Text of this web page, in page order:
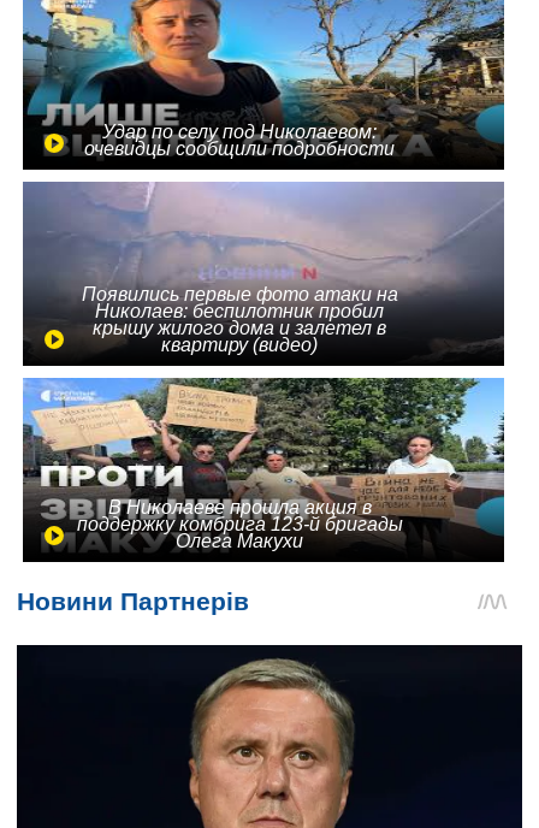
Удар по селу под Николаевом:
очевидцы сообщили подробности
Появились первые фото атаки на
Николаев: беспилотник пробил
крышу жилого дома и залетел в
квартиру (видео)
В Николаеве прошла акция в
поддержку комбрига 123-й бригады
Олега Макухи